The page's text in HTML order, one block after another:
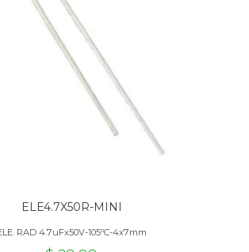
ELE4.7X50R-MINI
RAD 4.7uFx50V-105ºC-4x7mm